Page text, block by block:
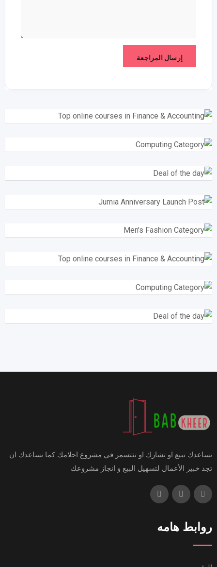
نساعدك تبيع او تشارك او تثتسمر في مشروع احلامك كما نساعدك ان
تجد خبير الأعمال لتسهيل البيع و انجاز مشروعك
روابط هامه